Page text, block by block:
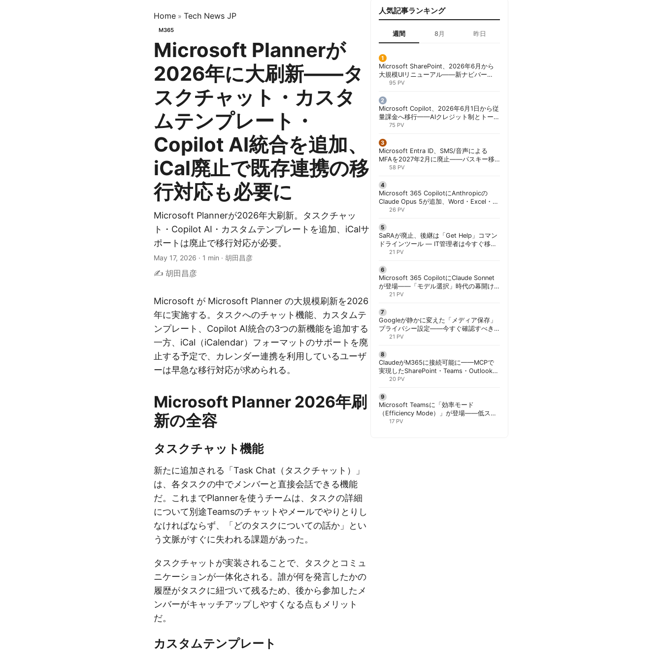
Home » Tech News JP
M365
Microsoft Plannerが
2026年に大刷新——タ
スクチャット・カスタ
ムテンプレート・
Copilot AI統合を追加、
iCal廃止で既存連携の移
行対応も必要に
Microsoft Plannerが2026年大刷新。タスクチャッ
ト・Copilot AI・カスタムテンプレートを追加、iCalサ
ポートは廃止で移行対応が必要。
May 17, 2026 · 1 min · 胡田昌彦
✍️ 胡田昌彦
Microsoft が Microsoft Planner の大規模刷新を2026
年に実施する。タスクへのチャット機能、カスタムテ
ンプレート、Copilot AI統合の3つの新機能を追加する
一方、iCal（iCalendar）フォーマットのサポートを廃
止する予定で、カレンダー連携を利用しているユーザ
ーは早急な移行対応が求められる。
Microsoft Planner 2026年刷
新の全容
タスクチャット機能
新たに追加される「Task Chat（タスクチャット）」
は、各タスクの中でメンバーと直接会話できる機能
だ。これまでPlannerを使うチームは、タスクの詳細
について別途Teamsのチャットやメールでやりとりし
なければならず、「どのタスクについての話か」とい
う文脈がすぐに失われる課題があった。
タスクチャットが実装されることで、タスクとコミュ
ニケーションが一体化される。誰が何を発言したかの
履歴がタスクに紐づいて残るため、後から参加したメ
ンバーがキャッチアップしやすくなる点もメリット
だ。
カスタムテンプレート
人気記事ランキング
週間 8月 昨日
Microsoft SharePoint、2026年6月から
大規模UIリニューアル——新ナビバー
「Discover/Publish/Build」とAI機能を段
95 PV
Microsoft Copilot、2026年6月1日から従
量課金へ移行——AIクレジット制とトーク
ンコストで「メーターショック」を回避
75 PV
Microsoft Entra ID、SMS/音声による
MFAを2027年2月に廃止——パスキー移
行が既定に | 胡田昌彦
58 PV
Microsoft 365 CopilotにAnthropicの
Claude Opus 5が追加、Word・Excel・
PowerPointで選択可能に | 胡田昌彦
26 PV
SaRAが廃止、後継は「Get Help」コマン
ドラインツール — IT管理者は今すぐ移行
計画を | 胡田昌彦
21 PV
Microsoft 365 CopilotにClaude Sonnet
が登場——「モデル選択」時代の幕開け
と管理者が知るべき注意点 | 胡田昌彦
21 PV
Googleが静かに変えた「メディア保存」
プライバシー設定——今すぐ確認すべき
手順と注意点 | 胡田昌彦
21 PV
ClaudeがM365に接続可能に——MCPで
実現したSharePoint・Teams・Outlook連
携、セキュリティと実務への影響を読み
20 PV
Microsoft Teamsに「効率モード
（Efficiency Mode）」が登場——低スペ
ック端末でのリソース消費を自動最適化 |
17 PV